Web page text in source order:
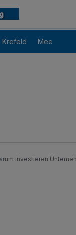
Krefeld Meerbusch
investieren